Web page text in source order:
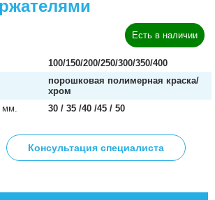
Есть в наличии
100/150/200/250/300/350/400
порошковая полимерная краска/
хром
мм.
30 / 35 /40 /45 / 50
Консультация специалиста